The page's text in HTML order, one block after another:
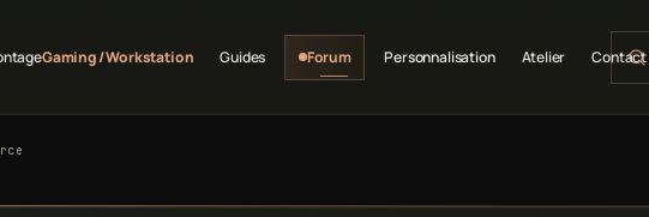
Gaming / Workstation Guides Forum Personnalisation Atelier Contact